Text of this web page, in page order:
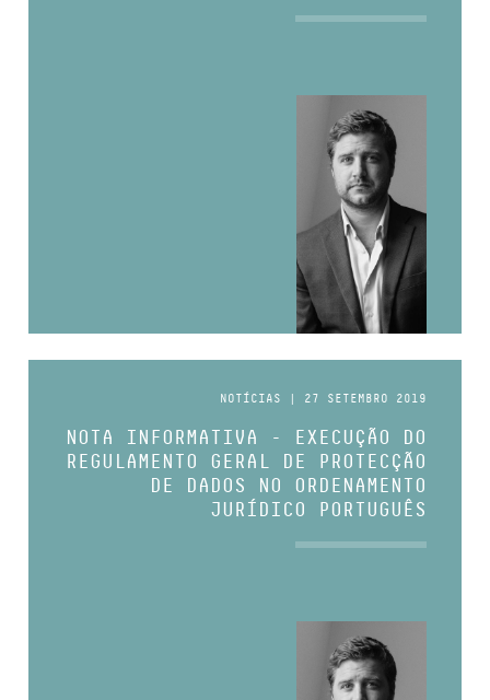
NOTÍCIAS | 27 SETEMBRO 2019
NOTA INFORMATIVA - EXECUÇÃO DO
REGULAMENTO GERAL DE PROTECÇÃO
DE DADOS NO ORDENAMENTO
JURÍDICO PORTUGUÊS